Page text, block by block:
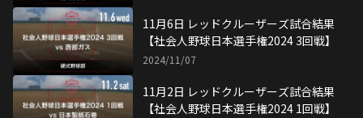
11月6日 レッドクルーザーズ試合結果
【社会人野球日本選手権2024 3回戦】
2024/11/07
11月2日 レッドクルーザーズ試合結果
【社会人野球日本選手権2024 1回戦】